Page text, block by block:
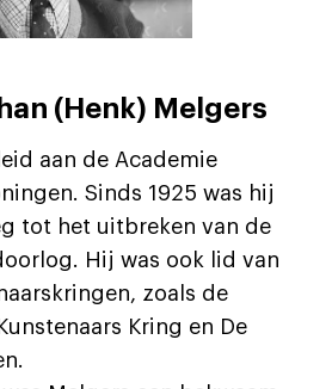
(Henk) Melgers
aan de Academie
Sinds 1925 was hij
tot het uitbreken van de
Hij was ook lid van
zoals de
Kring en De